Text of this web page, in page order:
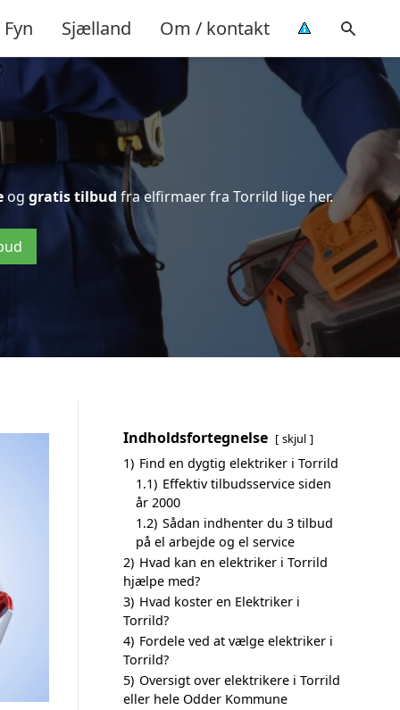
Fyn Sjælland Om / kontakt
og gratis tilbud fra elfirmaer fra Torrild lige her.
Indholdsfortegnelse skjul
1) Find en dygtig elektriker i Torrild
1.1) Effektiv tilbudsservice siden
år 2000
1.2) Sådan indhenter du 3 tilbud
på el arbejde og el service
2) Hvad kan en elektriker i Torrild
hjælpe med?
3) Hvad koster en Elektriker i
Torrild?
4) Fordele ved at vælge elektriker i
Torrild?
5) Oversigt over elektrikere i Torrild
eller hele Odder Kommune